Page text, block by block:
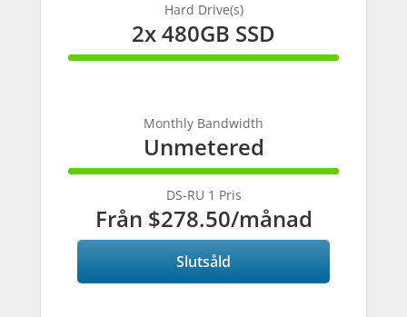
Hard Drive(s)
2x 480GB SSD
100%
Monthly Bandwidth
Unmetered
100%
CompleteDS-RU 1 Pris
Från $278.50/månad
Slutsåld